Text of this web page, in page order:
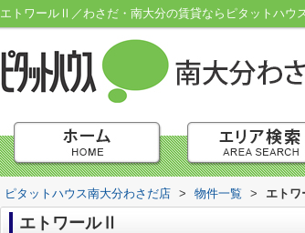
エトワールⅡ／わさだ・南大分の賃貸ならピタットハウ
ピタットハウス南大分わさだ店 > 物件一覧 > エト
エトワールⅡ